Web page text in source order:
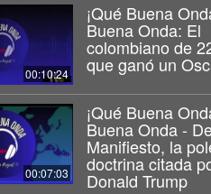
00:10:24
¡Qué Buena
Buena Onda: El
colombiano de
que ganó un
00:07:03
¡Qué Buena
Buena Onda -
Manifiesto, la
doctrina citada
Donald Trump